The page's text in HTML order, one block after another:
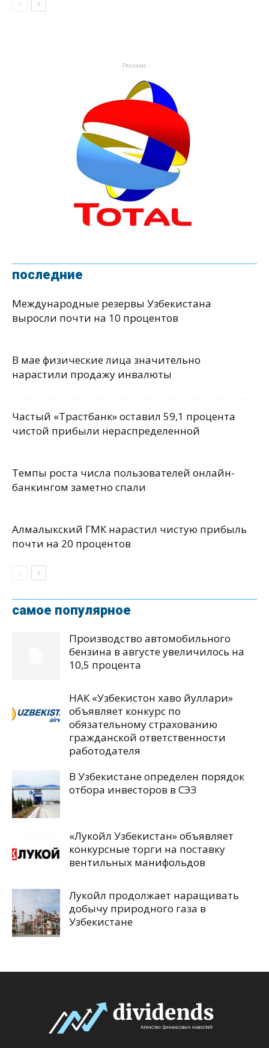
- Реклама -
последние
Международные резервы Узбекистана
выросли почти на 10 процентов
В мае физические лица значительно
нарастили продажу инвалюты
Частый «Трастбанк» оставил 59,1 процента
чистой прибыли нераспределенной
Темпы роста числа пользователей онлайн-
банкингом заметно спали
Алмалыкский ГМК нарастил чистую прибыль
почти на 20 процентов
самое популярное
Производство автомобильного
бензина в августе увеличилось на
10,5 процента
НАК «Узбекистон хаво йуллари»
объявляет конкурс по
обязательному страхованию
гражданской ответственности
работодателя
В Узбекистане определен порядок
отбора инвесторов в СЭЗ
«Лукойл Узбекистан» объявляет
конкурсные торги на поставку
вентильных манифольдов
Лукойл продолжает наращивать
добычу природного газа в
Узбекистане